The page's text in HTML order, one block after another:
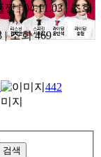
짱 | 04.11.03 | 조회
| 조회 469
442
검색